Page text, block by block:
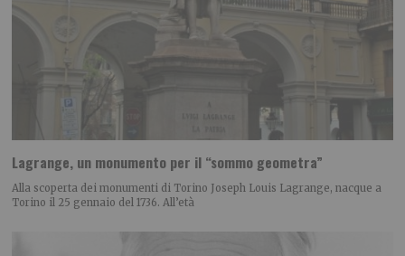
Lagrange, un monumento per il “sommo geometra”
Alla scoperta dei monumenti di Torino Joseph Louis Lagrange, nacque a
Torino il 25 gennaio del 1736. All’età